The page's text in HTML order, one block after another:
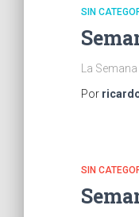
SIN
La
Por
SIN